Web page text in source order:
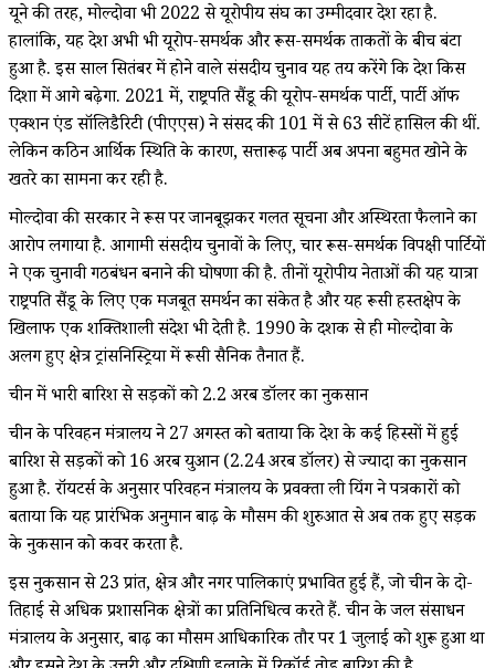
यूक्रेन की तरह, मोल्दोवा भी 2022 से यूरोपीय संघ का उम्मीदवार देश रहा है.
हालांकि, यह देश अभी भी यूरोप-समर्थक और रूस-समर्थक ताकतों के बीच बंटा
हुआ है. इस साल सितंबर में होने वाले संसदीय चुनाव यह तय करेंगे कि देश किस
दिशा में आगे बढ़ेगा. 2021 में, राष्ट्रपति सैंडू की यूरोप-समर्थक पार्टी, पार्टी ऑफ
एक्शन एंड सॉलिडैरिटी (पीएएस) ने संसद की 101 में से 63 सीटें हासिल की थीं.
लेकिन कठिन आर्थिक स्थिति के कारण, सत्तारूढ़ पार्टी अब अपना बहुमत खोने के
खतरे का सामना कर रही है.
मोल्दोवा की सरकार ने रूस पर जानबूझकर गलत सूचना और अस्थिरता फैलाने का
आरोप लगाया है. आगामी संसदीय चुनावों के लिए, चार रूस-समर्थक विपक्षी पार्टियों
ने एक चुनावी गठबंधन बनाने की घोषणा की है. तीनों यूरोपीय नेताओं की यह यात्रा
राष्ट्रपति सैंडू के लिए एक मजबूत समर्थन का संकेत है और यह रूसी हस्तक्षेप के
खिलाफ एक शक्तिशाली संदेश भी देती है. 1990 के दशक से ही मोल्दोवा के
अलग हुए क्षेत्र ट्रांसनिस्ट्रिया में रूसी सैनिक तैनात हैं.
चीन में भारी बारिश से सड़कों को 2.2 अरब डॉलर का नुकसान
चीन के परिवहन मंत्रालय ने 27 अगस्त को बताया कि देश के कई हिस्सों में हुई
बारिश से सड़कों को 16 अरब युआन (2.24 अरब डॉलर) से ज्यादा का नुकसान
हुआ है. रॉयटर्स के अनुसार परिवहन मंत्रालय के प्रवक्ता ली यिंग ने पत्रकारों को
बताया कि यह प्रारंभिक अनुमान बाढ़ के मौसम की शुरुआत से अब तक हुए सड़क
के नुकसान को कवर करता है.
इस नुकसान से 23 प्रांत, क्षेत्र और नगर पालिकाएं प्रभावित हुई हैं, जो चीन के दो-
तिहाई से अधिक प्रशासनिक क्षेत्रों का प्रतिनिधित्व करते हैं. चीन के जल संसाधन
मंत्रालय के अनुसार, बाढ़ का मौसम आधिकारिक तौर पर 1 जुलाई को शुरू हुआ था